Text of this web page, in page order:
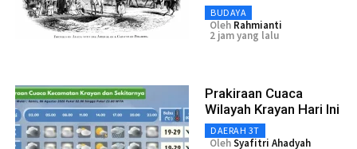
BUDAYA
Oleh Rahmianti
2 jam yang lalu
Prakiraan Cuaca
Wilayah Krayan Hari Ini
DAERAH 3T
OlehSyafitri Ahadyah